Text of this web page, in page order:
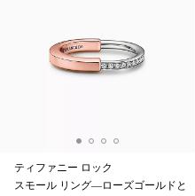
ティファニー ロック
スモール リング—ローズゴールドと